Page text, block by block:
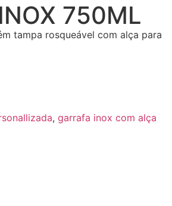
750ML
tampa rosqueável com alça para
, garrafa inox com alça